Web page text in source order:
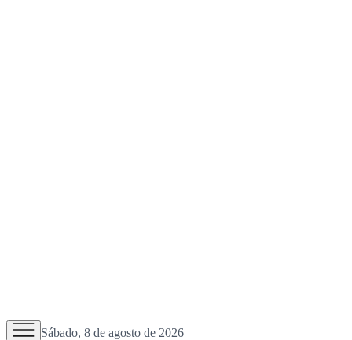
Sábado, 8 de agosto de 2026